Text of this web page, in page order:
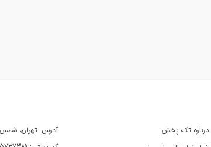
درباره تک پخش
آدرس: تهران، شمس